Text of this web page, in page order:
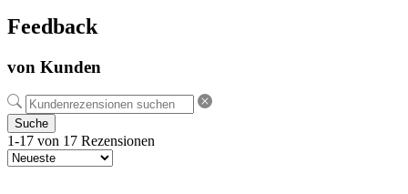
Feedback
von Kunden
Suche
1-17 von 17 Rezensionen